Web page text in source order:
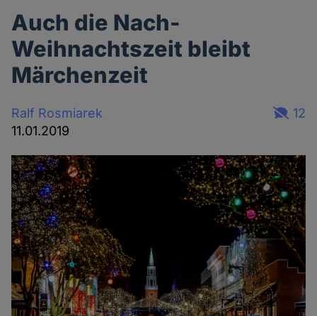
Auch die Nach-
Weihnachtszeit bleibt
Märchenzeit
Ralf Rosmiarek
11.01.2019
12